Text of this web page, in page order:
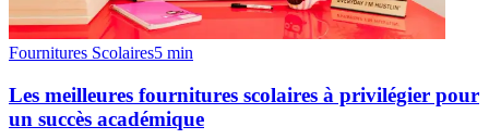
Fournitures Scolaires5 min
Les meilleures fournitures scolaires à privilégier pour
un succès académique